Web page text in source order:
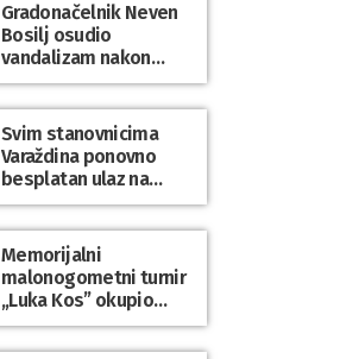
Gradonačelnik Neven
Bosilj osudio
vandalizam nakon
utakmice NK Varaždin
– HNK Hajduk Split
Svim stanovnicima
Varaždina ponovno
besplatan ulaz na
Gradske bazene i
Gradsko kupalište na
Dravi
Memorijalni
malonogometni turnir
„Luka Kos” okupio
brojne ekipe i
posjetitelje u Sudovcu